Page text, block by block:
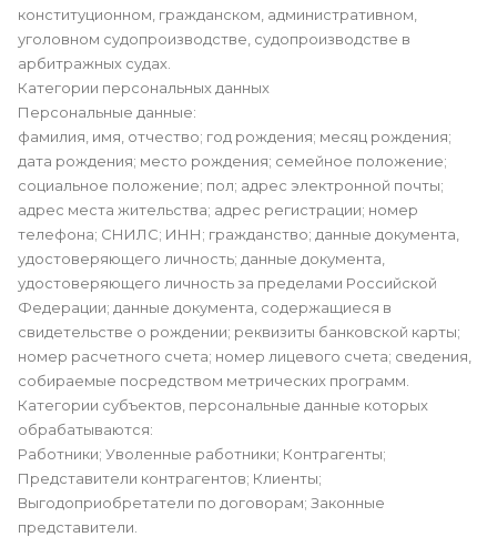
конституционном, гражданском, административном,
уголовном судопроизводстве, судопроизводстве в
арбитражных судах.
Категории персональных данных
Персональные данные:
фамилия, имя, отчество; год рождения; месяц рождения;
дата рождения; место рождения; семейное положение;
социальное положение; пол; адрес электронной почты;
адрес места жительства; адрес регистрации; номер
телефона; СНИЛС; ИНН; гражданство; данные документа,
удостоверяющего личность; данные документа,
удостоверяющего личность за пределами Российской
Федерации; данные документа, содержащиеся в
свидетельстве о рождении; реквизиты банковской карты;
номер расчетного счета; номер лицевого счета; сведения,
собираемые посредством метрических программ.
Категории субъектов, персональные данные которых
обрабатываются:
Работники; Уволенные работники; Контрагенты;
Представители контрагентов; Клиенты;
Выгодоприобретатели по договорам; Законные
представители.